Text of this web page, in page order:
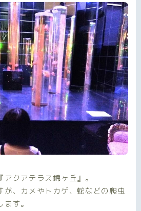
クアテラス錦ヶ丘』。
が、カメやトカゲ、蛇などの爬虫
す。